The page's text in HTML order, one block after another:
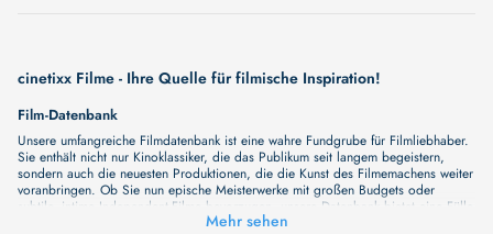
cinetixx Filme - Ihre Quelle für filmische Inspiration!
Film-Datenbank
Unsere umfangreiche Filmdatenbank ist eine wahre Fundgrube für Filmliebhaber.
Sie enthält nicht nur Kinoklassiker, die das Publikum seit langem begeistern,
sondern auch die neuesten Produktionen, die die Kunst des Filmemachens weiter
voranbringen. Ob Sie nun epische Meisterwerke mit großen Budgets oder
subtile, intime Independent-Filme bevorzugen, unsere Datenbank bietet eine Fülle
von Inhalten, die Ihr Herz und Ihren Geist berühren werden. Beim Durchstöbern
Mehr sehen